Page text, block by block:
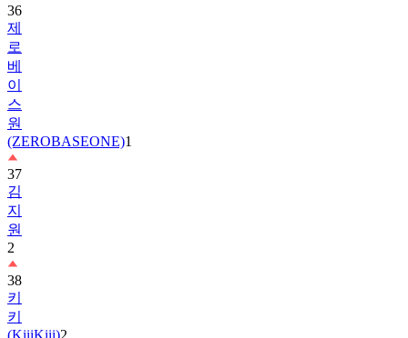
36
제
로
베
이
스
원
(ZEROBASEONE)1
37
김
지
원
2
38
키
키
(KiiiKiii)2